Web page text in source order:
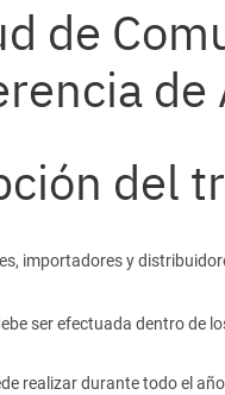
de
del
importadores y
ser efectuada dentro de
realizar durante todo el